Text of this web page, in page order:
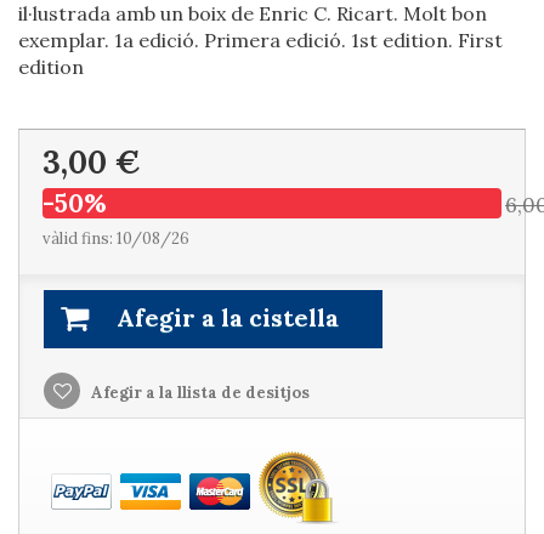
il·lustrada amb un boix de Enric C. Ricart. Molt bon
exemplar. 1a edició. Primera edició. 1st edition. First
edition
3,00 €
-50%
vàlid fins: 10/08/26
Afegir a la cistella
Afegir a la llista de desitjos